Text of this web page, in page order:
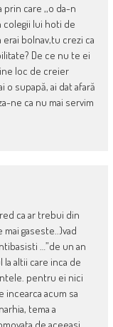
prin care ,,o da-n
lui hoti de
bolnav,tu crezi ca
De ce nu te ei
loc de creier
supapă, ai dat afară
ne ca nu mai servim
ca ar trebui din
gaseste..)vad
…”de un an
la altii care inca de
pentru ei nici
acum sa
tema a
de aceeasi